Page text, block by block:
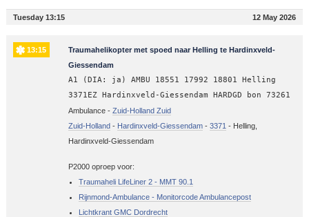
Tuesday 13:15 12 May 2026
13:15
Traumahelikopter met spoed naar Helling te Hardinxveld-
Giessendam
A1 (DIA: ja) AMBU 18551 17992 18801 Helling
3371EZ Hardinxveld-Giessendam HARDGD bon 73261
Ambulance - Zuid-Holland Zuid
Zuid-Holland- Hardinxveld-Giessendam- 3371 - Helling,
Hardinxveld-Giessendam
P2000 oproep voor:
Traumaheli LifeLiner 2 - MMT 90.1
Rijnmond-Ambulance - Monitorcode Ambulancepost
Lichtkrant GMC Dordrecht